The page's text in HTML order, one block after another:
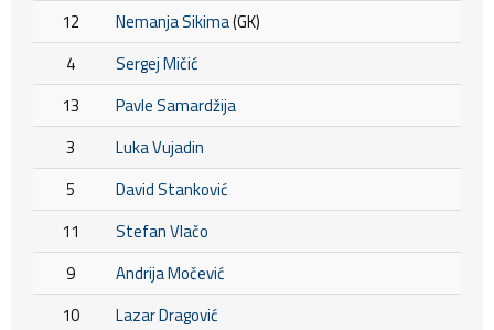
12
Nemanja Sikima(GK)
4
Sergej Mičić
13
Pavle Samardžija
3
Luka Vujadin
5
David Stanković
11
Stefan Vlačo
9
Andrija Močević
10
Lazar Dragović